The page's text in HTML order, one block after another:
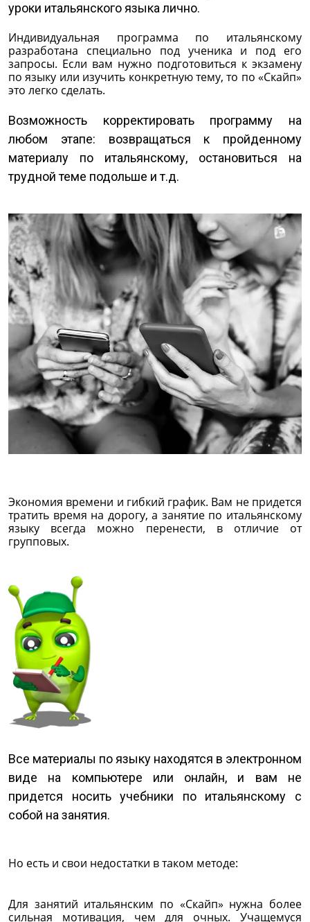
уроки итальянского языка лично.
Индивидуальная программа по итальянскому
разработана специально под ученика и под его
запросы. Если вам нужно подготовиться к экзамену
по языку или изучить конкретную тему, то по «Скайп»
это легко сделать.
Возможность корректировать программу на
любом этапе: возвращаться к пройденному
материалу по итальянскому, остановиться на
трудной теме подольше и т.д.
Экономия времени и гибкий график. Вам не придется
тратить время на дорогу, а занятие по итальянскому
языку всегда можно перенести, в отличие от
групповых.
Все материалы по языку находятся в электронном
виде на компьютере или онлайн, и вам не
придется носить учебники по итальянскому с
собой на занятия.
Но есть и свои недостатки в таком методе:
Для занятий итальянским по «Скайп» нужна более
сильная мотивация, чем для очных. Учащемуся